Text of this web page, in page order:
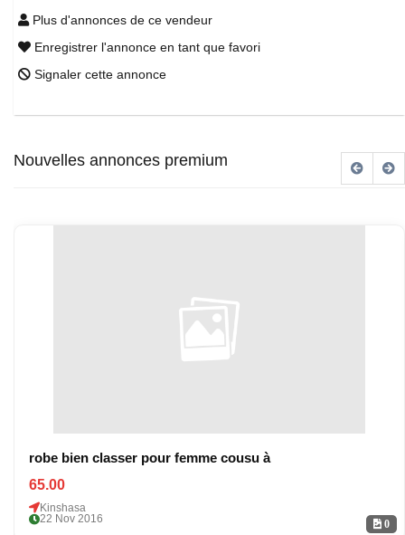
Plus d'annonces de ce vendeur
Enregistrer l'annonce en tant que favori
Signaler cette annonce
Nouvelles annonces premium
0
robe bien classer pour femme cousu à
65.00
Kinshasa
22 Nov 2016